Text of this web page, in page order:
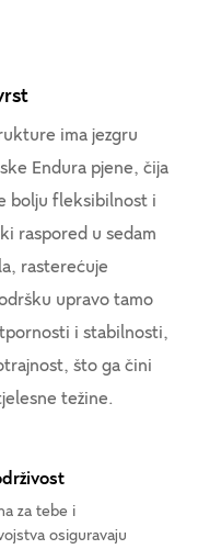
ima jezgru
Endura pjene, čija
bolju fleksibilnost i
raspored u sedam
rasterećuje
upravo tamo
i stabilnosti,
što ga čini
težine.
za tebe i
osiguravaju